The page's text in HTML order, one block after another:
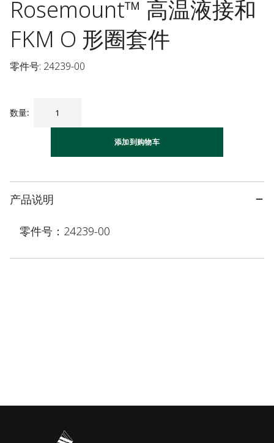
Rosemount™ 高温液接和
FKM O 形圈套件
零件号: 24239-00
数量:
添加到购物车
产品说明
零件号：24239-00